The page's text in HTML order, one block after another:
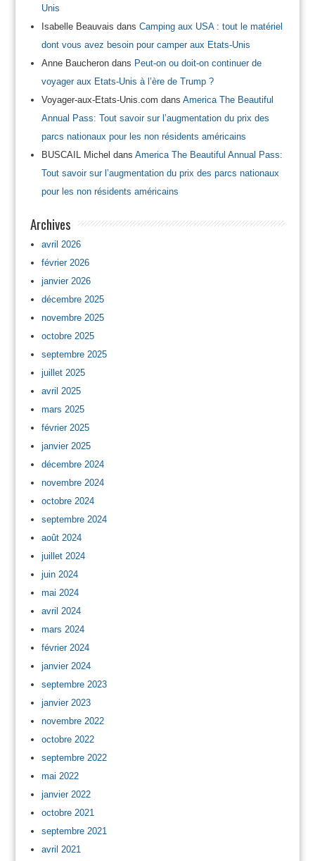
Unis
Isabelle Beauvais dans Camping aux USA : tout le matériel
dont vous avez besoin pour camper aux Etats-Unis
Anne Baucherondans Peut-on ou doit-on continuer de
voyager aux Etats-Unis à l’ère de Trump ?
Voyager-aux-Etats-Unis.com dans America The Beautiful
Annual Pass: Tout savoir sur l’augmentation du prix des
parcs nationaux pour les non résidents américains
BUSCAIL Michel dans America The Beautiful Annual Pass:
Tout savoir sur l’augmentation du prix des parcs nationaux
pour les non résidents américains
Archives
avril 2026
février 2026
janvier 2026
décembre 2025
novembre 2025
octobre 2025
septembre 2025
juillet 2025
avril 2025
mars 2025
février 2025
janvier 2025
décembre 2024
novembre 2024
octobre 2024
septembre 2024
août 2024
juillet 2024
juin 2024
mai 2024
avril 2024
mars 2024
février 2024
janvier 2024
septembre 2023
janvier 2023
novembre 2022
octobre 2022
septembre 2022
mai 2022
janvier 2022
octobre 2021
septembre 2021
avril 2021